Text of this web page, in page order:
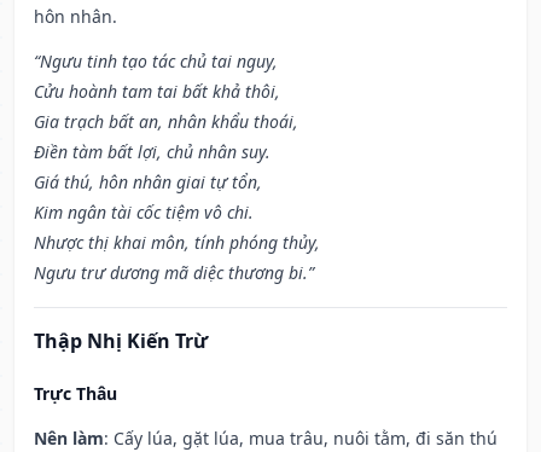
hôn nhân.
“Ngưu tinh tạo tác chủ tai nguy,
Cửu hoành tam tai bất khả thôi,
Gia trạch bất an, nhân khẩu thoái,
Điền tàm bất lợi, chủ nhân suy.
Giá thú, hôn nhân giai tự tổn,
Kim ngân tài cốc tiệm vô chi.
Nhược thị khai môn, tính phóng thủy,
Ngưu trư dương mã diệc thương bi.”
Thập Nhị Kiến Trừ
Trực Thâu
Nên làm: Cấy lúa, gặt lúa, mua trâu, nuôi tằm, đi săn thú